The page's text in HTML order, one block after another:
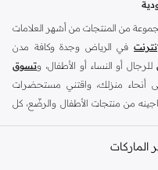
وماتيرا ، مايكروبرست ، وقوانتروم
اسنيكر للسيدات بمجموعة متنوعة
بالاضافة الىأحذية رياضية للرجال
والقوة. كما يوجد لدينا أيضاأحذية
ببساطة لتحافظ على لياقتك البدنية أو
بك في صالة الألعاب الرياضية، فإن
من المنتجات من أشهر العلامات
في الرياض وجدة وكافة مدن
للرجال أو النساء أو الأطفال، وتسوق
أنحاء منزلك، واقتني مستحضرات
من منتجات الأطفال والرضّع، كل
الماركات